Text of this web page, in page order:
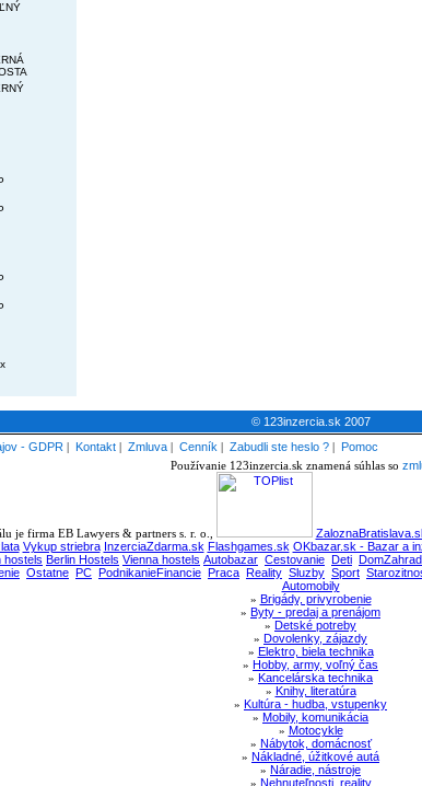
© 123inzercia.sk 2007
- GDPR | Kontakt | Zmluva | Cenník | Zabudli ste heslo ? | Pomoc
Používanie 123inzercia.sk znamená súhlas so
je firma EB Lawyers & partners s. r. o.,
Vykup striebra InzerciaZdarma.sk Flashgames.sk OKbazar.sk - Bazar a
hostels Berlin Hostels Vienna hostels Autobazar Cestovanie Deti
Ostatne PC PodnikanieFinancie Praca Reality Sluzby Sport
Automobily
» Brigády, privyrobenie
» Byty - predaj a prenájom
» Detské potreby
» Dovolenky, zájazdy
» Elektro, biela technika
» Hobby, army, voľný čas
» Kancelárska technika
» Knihy, literatúra
» Kultúra - hudba, vstupenky
» Mobily, komunikácia
» Motocykle
» Nábytok, domácnosť
» Nákladné, úžitkové autá
» Náradie, nástroje
» Nehnuteľnosti, reality